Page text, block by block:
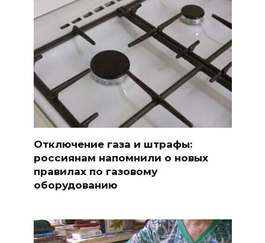
Отключение газа и штрафы:
россиянам напомнили о новых
правилах по газовому
оборудованию